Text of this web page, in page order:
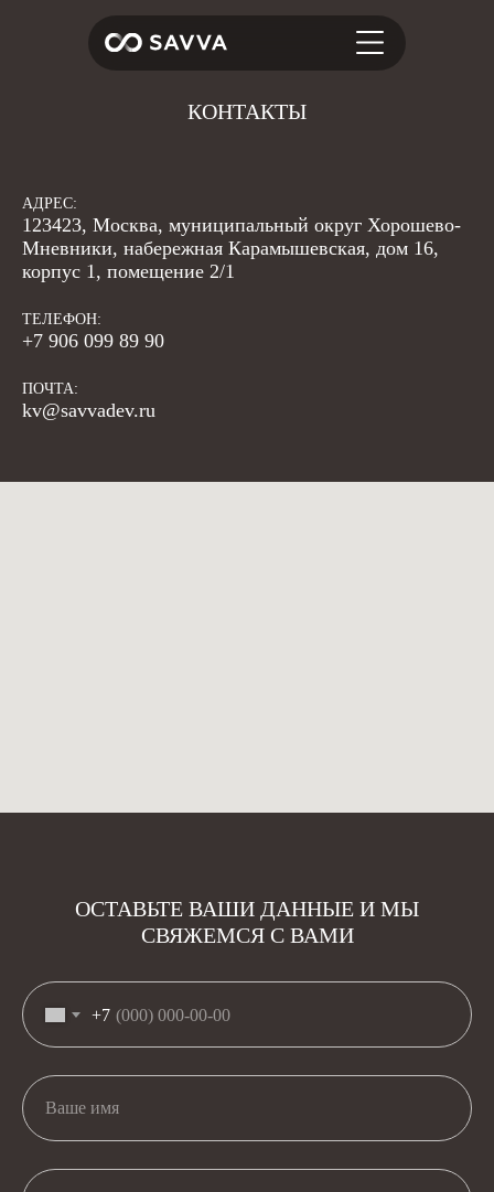
КОНТАКТЫ
АДРЕС:
123423, Москва, муниципальный округ Хорошево-
Мневники, набережная Карамышевская, дом 16,
корпус 1, помещение 2/1
ТЕЛЕФОН:
+7 906 099 89 90
ПОЧТА:
kv@savvadev.ru
ОСТАВЬТЕ ВАШИ ДАННЫЕ И МЫ
СВЯЖЕМСЯ С ВАМИ
+7